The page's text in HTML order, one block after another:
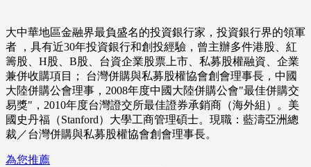
大中華地區金融界最負盛名的投資銀行家，投資銀行界的領軍
者 ，具有近30年投資銀行和創投經驗，曾主辦多件港股、紅
籌股、H股、B股、台資企業股票上市、私募股權融資、企業
兼併收購項目； 台灣併購與私募股權協會創會理事長，中國
大陸併購公會理事，2008年度中國大陸併購公會"最佳併購交
易獎"，2010年度台灣證交所最佳證券承銷商（海外組）。美
國史丹福（Stanford）大學工商管理碩士。現職：藍濤亞洲總
裁／台灣併購與私募股權協會創會理事長。
為您推薦